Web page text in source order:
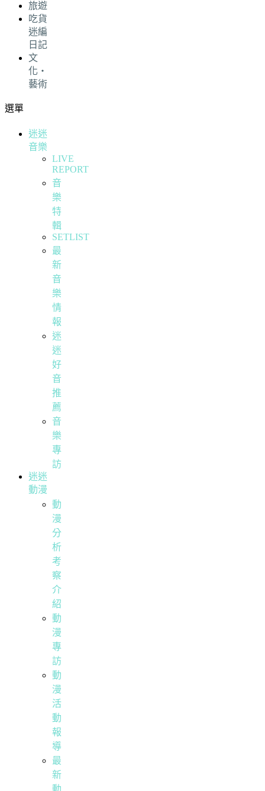
旅遊
吃貨
迷編
日記
文
化・
藝術
選單
迷迷
音樂
LIVE
REPORT
音
樂
特
輯
SETLIST
最
新
音
樂
情
報
迷
迷
好
音
推
薦
音
樂
專
訪
迷迷
動漫
動
漫
分
析
考
察
介
紹
動
漫
專
訪
動
漫
活
動
報
導
最
新
動